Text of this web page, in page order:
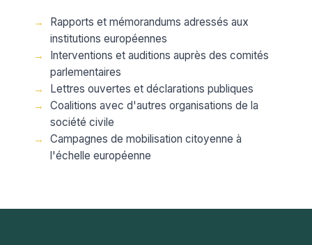
Rapports et mémorandums adressés aux
institutions européennes
Interventions et auditions auprès des comités
parlementaires
Lettres ouvertes et déclarations publiques
Coalitions avec d'autres organisations de la
société civile
Campagnes de mobilisation citoyenne à
l'échelle européenne